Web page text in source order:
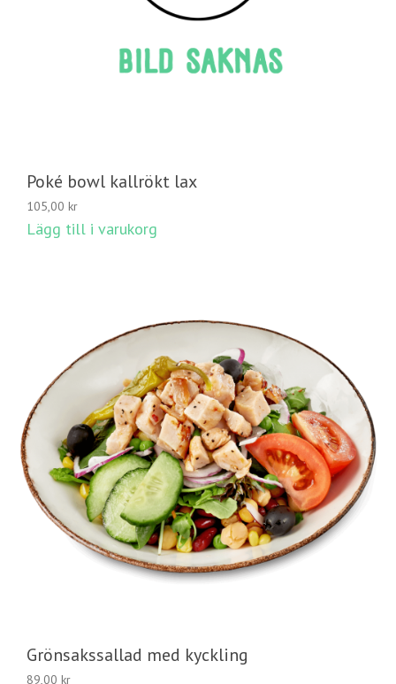
Poké bowl kallrökt lax
105,00 kr
Lägg till i varukorg
Grönsakssallad med kyckling
89,00 kr